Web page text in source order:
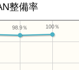
整備率
100％
98.9％